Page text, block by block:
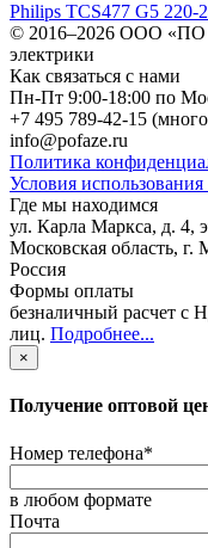
Philips TCS477 G5 220-
© 2016–2026 ООО «ПО
электрики
Как связаться с нами
Пн-Пт 9:00-18:00 по
+7 495 789-42-15
info@pofaze.ru
Политика
Условия использования
Где мы находимся
ул. Карла Маркса, д. 4,
Московская область, г.
Россия
Формы оплаты
безналичный расчет с
лиц. Подробнее...
×
Получение оптовой
Номер телефона*
в любом формате
Почта